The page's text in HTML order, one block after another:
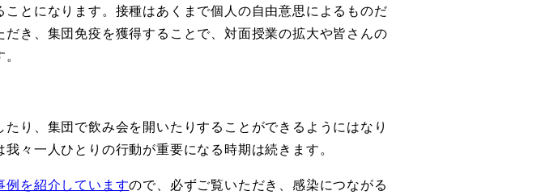
とになります。接種はあくまで個人の自由意思によるものだ
き、集団免疫を獲得することで、対面授業の拡大や皆さんの
り、集団で飲み会を開いたりすることができるようにはなり
々一人ひとりの行動が重要になる時期は続きます。
例を紹介していますので、必ずご覧いただき、感染につながる